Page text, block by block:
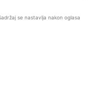
se nastavlja nakon oglasa